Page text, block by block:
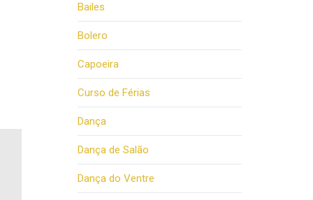
Bailes
Bolero
Capoeira
Curso de Férias
Dança
Dança de Salão
Dança do Ventre